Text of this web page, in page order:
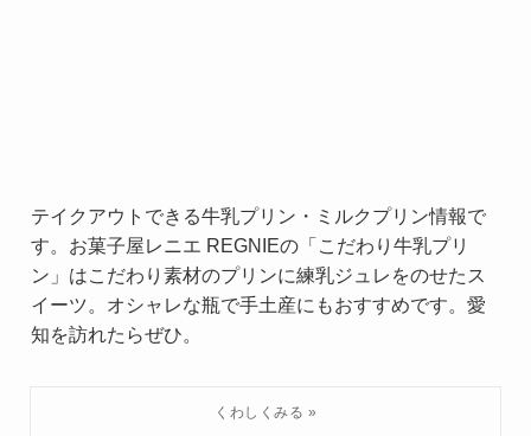
テイクアウトできる牛乳プリン・ミルクプリン情報で
す。お菓子屋レニエ REGNIEの「こだわり牛乳プリ
ン」はこだわり素材のプリンに練乳ジュレをのせたス
イーツ。オシャレな瓶で手土産にもおすすめです。愛
知を訪れたらぜひ。